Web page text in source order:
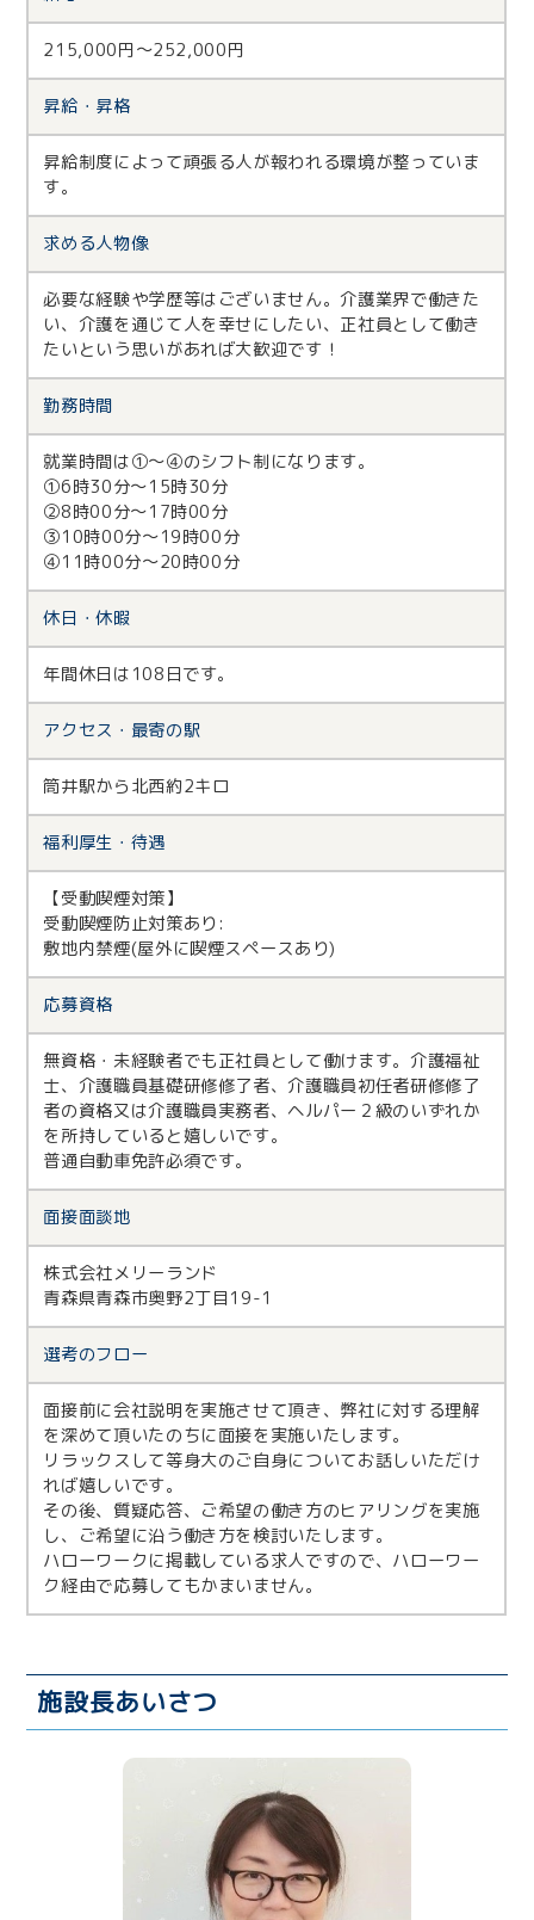
215,000円〜252,000円
昇給・昇格
昇給制度によって頑張る人が報われる環境が整っていま
す。
求める人物像
必要な経験や学歴等はございません。介護業界で働きた
い、介護を通じて人を幸せにしたい、正社員として働き
たいという思いがあれば大歓迎です！
勤務時間
就業時間は①～④のシフト制になります。
①6時30分〜15時30分
②8時00分〜17時00分
③10時00分〜19時00分
④11時00分～20時00分
休日・休暇
年間休日は108日です。
アクセス・ 最寄の駅
筒井駅から北西約2キロ
福利厚生・ 待遇
【受動喫煙対策】
受動喫煙防止対策あり:
敷地内禁煙(屋外に喫煙スペースあり)
応募資格
無資格・未経験者でも正社員として働けます。介護福祉
士、介護職員基礎研修修了者、介護職員初任者研修修了
者の資格又は介護職員実務者、ヘルパー２級のいずれか
を所持していると嬉しいです。
普通自動車免許必須です。
面接面談地
株式会社メリーランド
青森県青森市奥野2丁目19-1
選考のフロー
面接前に会社説明を実施させて頂き、弊社に対する理解
を深めて頂いたのちに面接を実施いたします。
リラックスして等身大のご自身についてお話しいただけ
れば嬉しいです。
その後、質疑応答、ご希望の働き方のヒアリングを実施
し、ご希望に沿う働き方を検討いたします。
ハローワークに掲載している求人ですので、ハローワー
ク経由で応募してもかまいません。
施設長あいさつ